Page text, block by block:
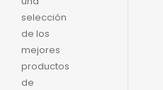
selección
de los
mejores
productos
de